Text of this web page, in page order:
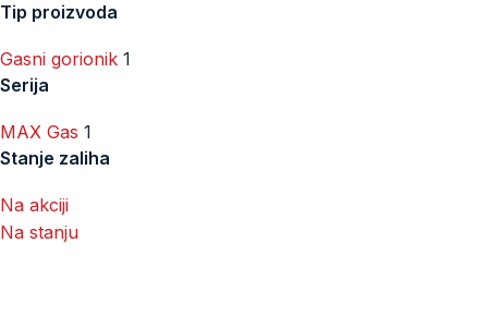
Tip proizvoda
Gasni gorionik 1
Serija
MAX Gas 1
Stanje zaliha
Na akciji
Na stanju